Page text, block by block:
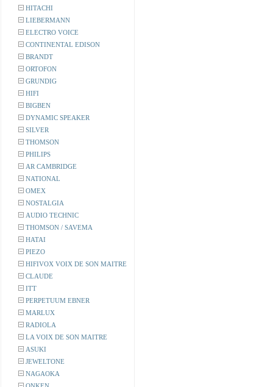
HITACHI
LIEBERMANN
ELECTRO VOICE
CONTINENTAL EDISON
BRANDT
ORTOFON
GRUNDIG
HIFI
BIGBEN
DYNAMIC SPEAKER
SILVER
THOMSON
PHILIPS
AR CAMBRIDGE
NATIONAL
OMEX
NOSTALGIA
AUDIO TECHNIC
THOMSON / SAVEMA
HATAI
PIEZO
HIFIVOX VOIX DE SON MAITRE
CLAUDE
ITT
PERPETUUM EBNER
MARLUX
RADIOLA
LA VOIX DE SON MAITRE
ASUKI
JEWELTONE
NAGAOKA